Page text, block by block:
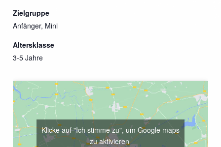
Zielgruppe
Anfänger, Mini
Altersklasse
3-5 Jahre
Klicke auf "Ich stimme zu", um Google maps
zu aktivieren